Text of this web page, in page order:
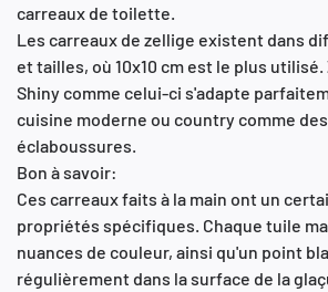
carreaux de toilette.
Les carreaux de zellige existent dans
et tailles, où 10x10 cm est le plus
Shiny comme celui-ci s'adapte
cuisine moderne ou country comme
éclaboussures.
Bon à savoir:
Ces carreaux faits à la main ont un
propriétés spécifiques. Chaque tuile
nuances de couleur, ainsi qu'un point
régulièrement dans la surface de la